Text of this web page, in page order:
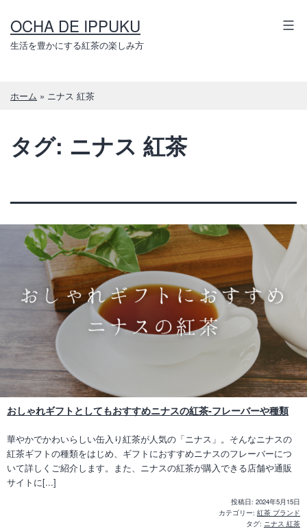
OCHA DE IPPUKU
生活を豊かにする紅茶の楽しみ方
ホーム » ニナス 紅茶
タグ: ニナス 紅茶
おしゃれギフトとしてもおすすめニナスの紅茶‐フレーバーや種類
華やかでかわいらしい缶入り紅茶が人気の「ニナス」。そんなニナスの
紅茶ギフトの種類をはじめ、ギフトにおすすめニナスのフレーバーにつ
いて詳しくご紹介します。また、ニナスの紅茶が購入できる店舗や通販
サイトに[...]
投稿日: 2024年5月15日
カテゴリー: 紅茶 ブランド
タグ: ニナス 紅茶